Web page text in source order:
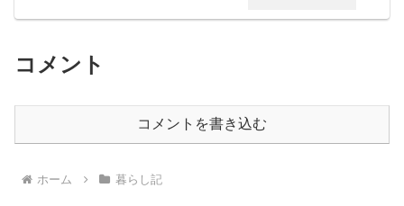
コメント
コメントを書き込む
ホーム 暮らし記